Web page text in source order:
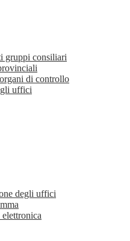
gruppi consiliari
di controllo
uffici
degli uffici